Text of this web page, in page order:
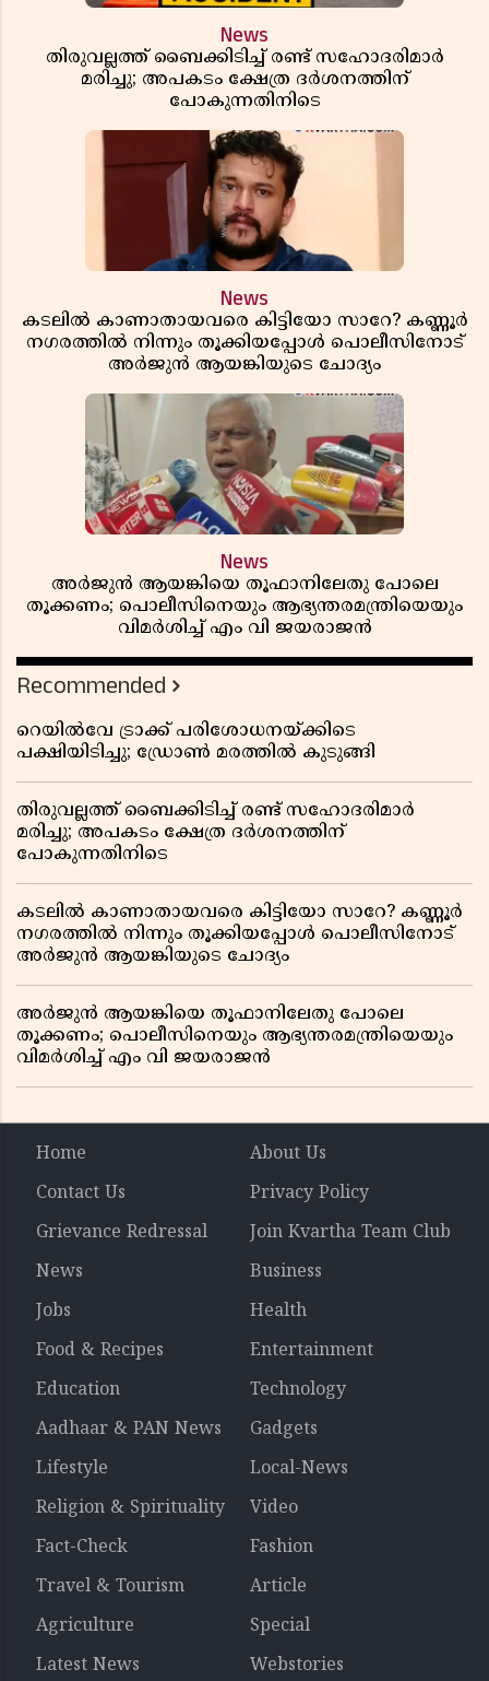
News
തിരുവല്ലത്ത് ബൈക്കിടിച്ച് രണ്ട് സഹോദരിമാർ
മരിച്ചു; അപകടം ക്ഷേത്ര ദർശനത്തിന്
പോകുന്നതിനിടെ
News
കടലിൽ കാണാതായവരെ കിട്ടിയോ സാറേ? കണ്ണൂർ
നഗരത്തിൽ നിന്നും തൂക്കിയപ്പോൾ പൊലീസിനോട്
അർജുൻ ആയങ്കിയുടെ ചോദ്യം
News
അർജുൻ ആയങ്കിയെ തൂഫാനിലേതു പോലെ
തൂക്കണം; പൊലീസിനെയും ആഭ്യന്തരമന്ത്രിയെയും
വിമർശിച്ച് എം വി ജയരാജൻ
Recommended
റെയിൽവേ ട്രാക്ക് പരിശോധനയ്ക്കിടെ
പക്ഷിയിടിച്ചു; ഡ്രോൺ മരത്തിൽ കുടുങ്ങി
തിരുവല്ലത്ത് ബൈക്കിടിച്ച് രണ്ട് സഹോദരിമാർ
മരിച്ചു; അപകടം ക്ഷേത്ര ദർശനത്തിന്
പോകുന്നതിനിടെ
കടലിൽ കാണാതായവരെ കിട്ടിയോ സാറേ? കണ്ണൂർ
നഗരത്തിൽ നിന്നും തൂക്കിയപ്പോൾ പൊലീസിനോട്
അർജുൻ ആയങ്കിയുടെ ചോദ്യം
അർജുൻ ആയങ്കിയെ തൂഫാനിലേതു പോലെ
തൂക്കണം; പൊലീസിനെയും ആഭ്യന്തരമന്ത്രിയെയും
വിമർശിച്ച് എം വി ജയരാജൻ
Home
About Us
Contact Us
Privacy Policy
Grievance Redressal
Join Kvartha Team Club
News
Business
Jobs
Health
Food & Recipes
Entertainment
Education
Technology
Aadhaar & PAN News
Gadgets
Lifestyle
Local-News
Religion & Spirituality
Video
Fact-Check
Fashion
Travel & Tourism
Article
Agriculture
Special
Latest News
Webstories